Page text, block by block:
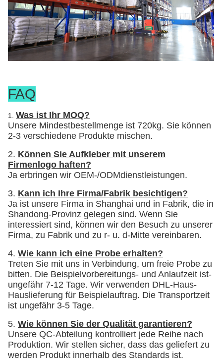
FAQ
1. Was ist Ihr MOQ?
Unsere Mindestbestellmenge ist 720kg. Sie können
2-3 verschiedene Produkte mischen.
2. Können Sie Aufkleber mit unserem
Firmenlogo haften?
Ja erbringen wir OEM-/ODMdienstleistungen.
3. Kann ich Ihre Firma/Fabrik besichtigen?
Ja ist unsere Firma in Shanghai und in Fabrik, die in
Shandong-Provinz gelegen sind. Wenn Sie
interessiert sind, können wir den Besuch zu unserer
Firma, zu Fabrik und zu r- u. d-Mitte vereinbaren.
4. Wie kann ich eine Probe erhalten?
Treten Sie mit uns in Verbindung, um freie Probe zu
bitten. Die Beispielvorbereitungs- und Anlaufzeit ist-
ungefähr 7-12 Tage. Wir verwenden DHL-Haus-
Hauslieferung für Beispielauftrag. Die Transportzeit
ist ungefähr 3-5 Tage.
5. Wie können Sie der Qualität garantieren?
Unsere QC-Abteilung kontrolliert jede Reihe nach
Produktion. Wir stellen sicher, dass das geliefert zu
werden Produkt innerhalb des Standards ist.